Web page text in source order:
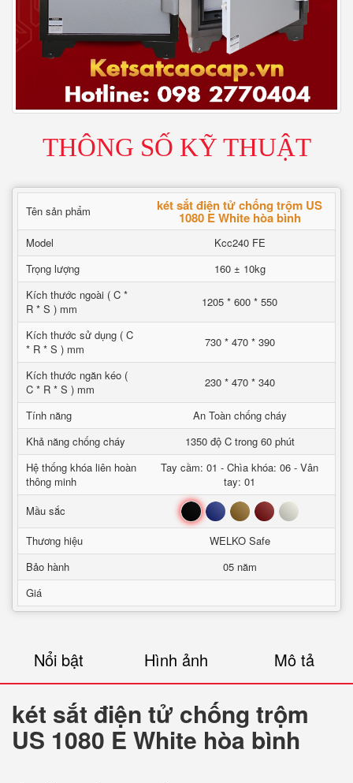
THÔNG SỐ KỸ THUẬT
Tên sản phẩm két sắt điện tử chống trộm US
1080 E White hòa bình
Model
Kcc240 FE
Trọng lượng
160 ± 10kg
Kích thước ngoài ( C *
R * S ) mm
1205 * 600 * 550
Kích thước sử dụng ( C
* R * S ) mm
730 * 470 * 390
Kích thước ngăn kéo (
C * R * S ) mm
230 * 470 * 340
Tính năng
An Toàn chống cháy
Khả năng chống cháy
1350 độ C trong 60 phút
Hệ thống khóa liên hoàn
thông minh
Tay cầm: 01 - Chìa khóa: 06 - Vân
tay: 01
Mầu sắc
Đen Xanh Nâu Đỏ Trắng
Thương hiệu
WELKO Safe
Bảo hành
05 năm
Giá
Nổi bật Hình ảnh Mô tả
két sắt điện tử chống trộm
US 1080 E White hòa bình